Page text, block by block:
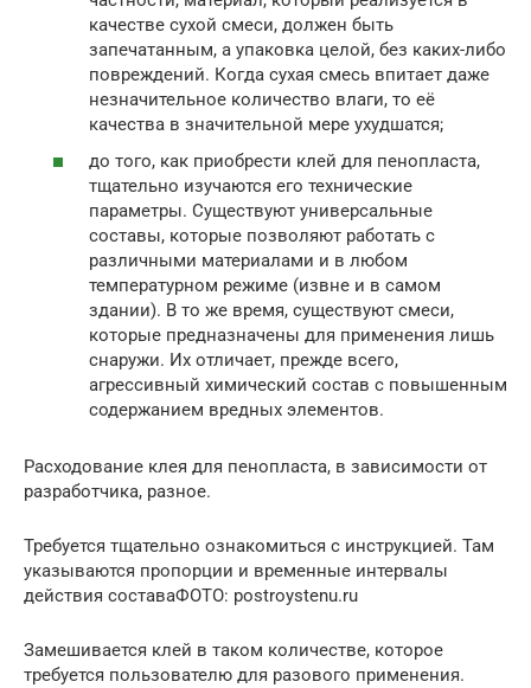
качестве сухой смеси, должен быть
запечатанным, а упаковка целой, без каких-либо
повреждений. Когда сухая смесь впитает даже
незначительное количество влаги, то её
качества в значительной мере ухудшатся;
до того, как приобрести клей для пенопласта,
тщательно изучаются его технические
параметры. Существуют универсальные
составы, которые позволяют работать с
различными материалами и в любом
температурном режиме (извне и в самом
здании). В то же время, существуют смеси,
которые предназначены для применения лишь
снаружи. Их отличает, прежде всего,
агрессивный химический состав с повышенным
содержанием вредных элементов.
Расходование клея для пенопласта, в зависимости от
разработчика, разное.
Требуется тщательно ознакомиться с инструкцией. Там
указываются пропорции и временные интервалы
действия составаФОТО: postroystenu.ru
Замешивается клей в таком количестве, которое
требуется пользователю для разового применения.